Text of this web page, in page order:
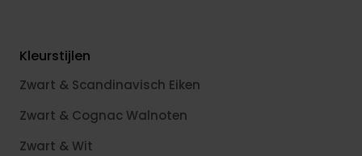
Kleurstijlen
Zwart & Scandinavisch Eiken
Zwart & Cognac Walnoten
Zwart & Wit